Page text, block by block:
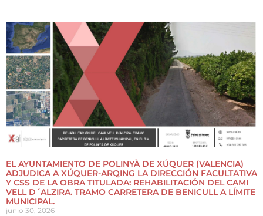
EL AYUNTAMIENTO DE POLINYÀ DE XÚQUER (VALENCIA)
ADJUDICA A XÚQUER-ARQING LA DIRECCIÓN FACULTATIVA
Y CSS DE LA OBRA TITULADA: REHABILITACIÓN DEL CAMI
VELL D´ALZIRA. TRAMO CARRETERA DE BENICULL A LÍMITE
MUNICIPAL.
junio 30, 2026